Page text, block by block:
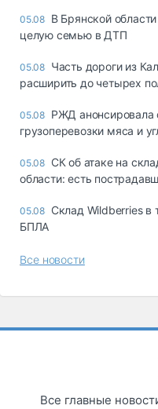
05.08 В Брянской
целую семью в ДТП
05.08 Часть дороги из
расширить до четырех
05.08 РЖД анонсировала
грузоперевозки мяса и
05.08 СК об атаке на
области: есть
05.08 Склад Wildberries в
БПЛА
Все новости
Все главные